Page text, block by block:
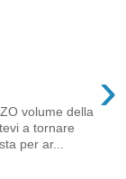
›
della
a tornare
per ar...